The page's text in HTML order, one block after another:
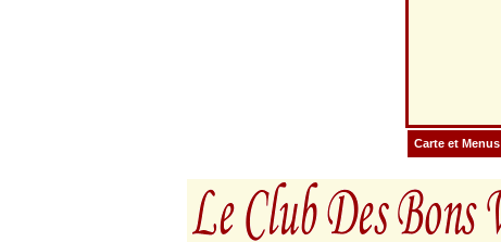
Carte et Menus